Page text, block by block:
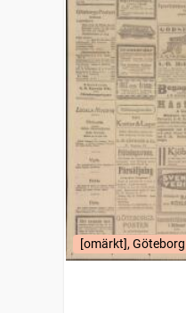
[omärkt], Göteborg